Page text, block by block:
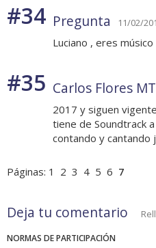
#34 Pregunta 11/02/
Luciano , eres músico
#35 Carlos Flores
2017 y siguen
tiene de Soundtrack
contando y cantando
Páginas: 1 2 3 4 5 6 7
Deja tu comentario
NORMAS DE PARTICIPACIÓN